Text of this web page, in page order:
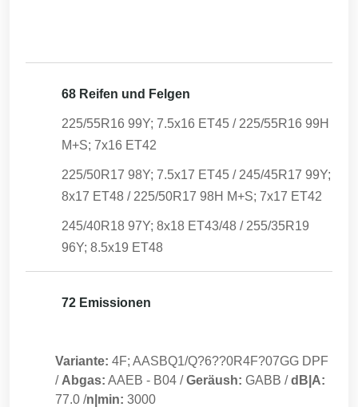
68 Reifen und Felgen
225/55R16 99Y; 7.5x16 ET45 / 225/55R16 99H
M+S; 7x16 ET42
225/50R17 98Y; 7.5x17 ET45 / 245/45R17 99Y;
8x17 ET48 / 225/50R17 98H M+S; 7x17 ET42
245/40R18 97Y; 8x18 ET43/48 / 255/35R19
96Y; 8.5x19 ET48
72 Emissionen
Variante: 4F; AASBQ1/Q?6??0R4F?07GG DPF
/ Abgas: AAEB - B04 /Geräush: GABB /dB|A:
77.0 /n|min: 3000